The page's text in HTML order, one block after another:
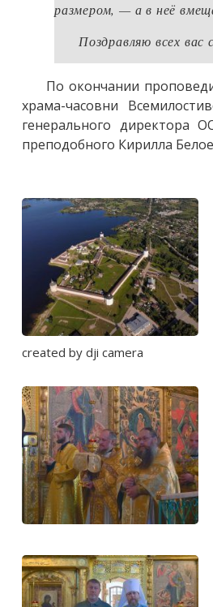
размером, — а в неё
Поздравляю всех
По окончании
храма-часовни
генерального директора
преподобного Кирилла
created by dji camera